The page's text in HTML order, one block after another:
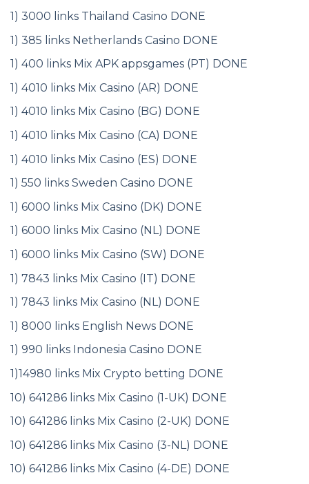
1) 3000 links Thailand Casino DONE
1) 385 links Netherlands Casino DONE
1) 400 links Mix APK appsgames (PT) DONE
1) 4010 links Mix Casino (AR) DONE
1) 4010 links Mix Casino (BG) DONE
1) 4010 links Mix Casino (CA) DONE
1) 4010 links Mix Casino (ES) DONE
1) 550 links Sweden Casino DONE
1) 6000 links Mix Casino (DK) DONE
1) 6000 links Mix Casino (NL) DONE
1) 6000 links Mix Casino (SW) DONE
1) 7843 links Mix Casino (IT) DONE
1) 7843 links Mix Casino (NL) DONE
1) 8000 links English News DONE
1) 990 links Indonesia Casino DONE
1)14980 links Mix Crypto betting DONE
10) 641286 links Mix Casino (1-UK) DONE
10) 641286 links Mix Casino (2-UK) DONE
10) 641286 links Mix Casino (3-NL) DONE
10) 641286 links Mix Casino (4-DE) DONE